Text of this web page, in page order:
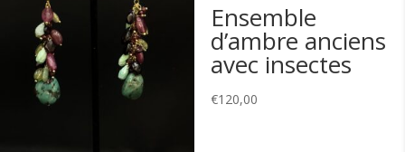
Ensemble
d’ambre anciens
avec insectes
€120,00